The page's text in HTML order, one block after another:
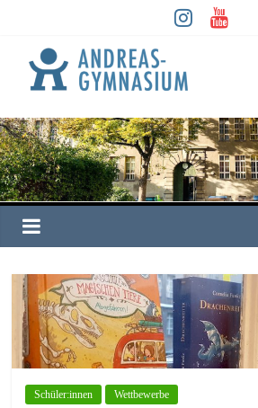
Schüler:innen Wettbewerbe